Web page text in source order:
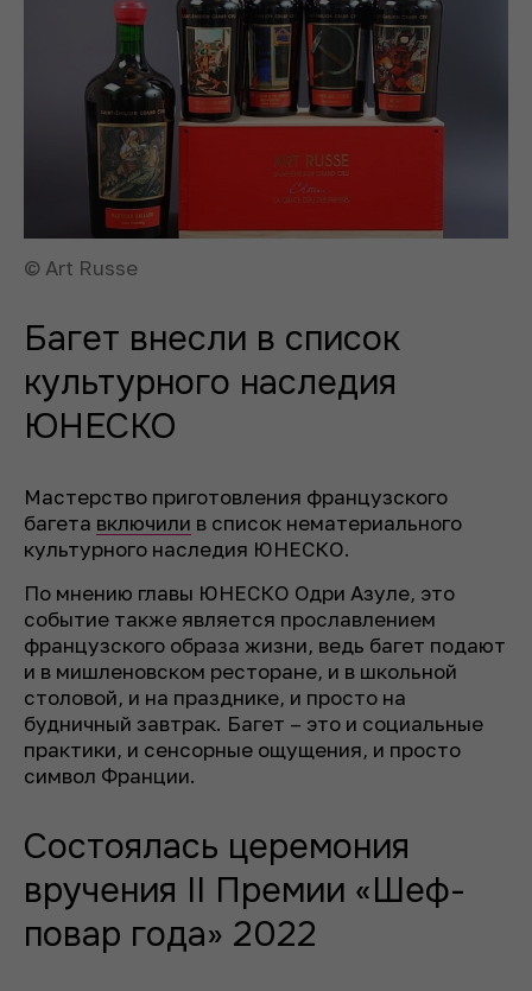
© Art Russe
Багет внесли в список
культурного наследия
ЮНЕСКО
Мастерство приготовления французского
багета включили в список нематериального
культурного наследия ЮНЕСКО.
По мнению главы ЮНЕСКО Одри Азуле, это
событие также является прославлением
французского образа жизни, ведь багет подают
и в мишленовском ресторане, и в школьной
столовой, и на празднике, и просто на
будничный завтрак. Багет – это и социальные
практики, и сенсорные ощущения, и просто
символ Франции.
Состоялась церемония
вручения II Премии «Шеф-
повар года» 2022